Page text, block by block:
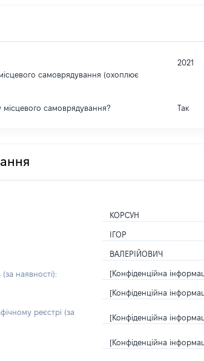
самоврядування (охоплює
2021
самоврядування? Так
КОРСУН
ІГОР
ВАЛЕРІЙОВИЧ
наявності): [Конфіденційна
[Конфіденційна
реєстрі (за
[Конфіденційна
[Конфіденційна